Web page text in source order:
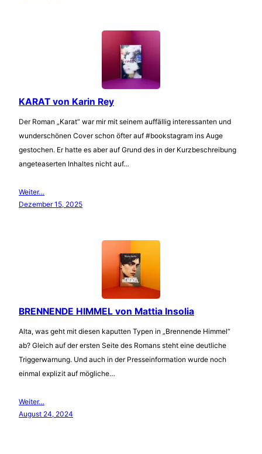
KARAT von Karin Rey
Der Roman „Karat“ war mir mit seinem auffällig interessanten und
wunderschönen Cover schon öfter auf #bookstagram ins Auge
gestochen. Er hatte es aber auf Grund des in der Kurzbeschreibung
angeteaserten Inhaltes nicht auf…
Weiter…
Dezember 15, 2025
BRENNENDE HIMMEL von Mattia Insolia
Alta, was geht mit diesen kaputten Typen in „Brennende Himmel“
ab? Gleich auf der ersten Seite des Romans steht eine deutliche
Triggerwarnung. Und auch in der Presseinformation wurde noch
einmal explizit auf mögliche…
Weiter…
August 24, 2024